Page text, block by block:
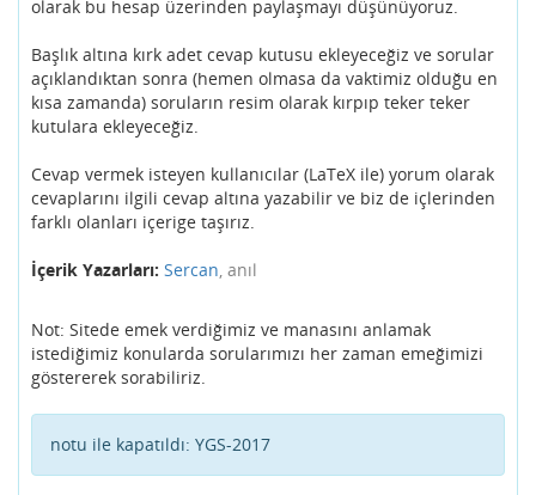
olarak bu hesap üzerinden paylaşmayı düşünüyoruz.
Başlık altına kırk adet cevap kutusu ekleyeceğiz ve sorular
açıklandıktan sonra (hemen olmasa da vaktimiz olduğu en
kısa zamanda) soruların resim olarak kırpıp teker teker
kutulara ekleyeceğiz.
Cevap vermek isteyen kullanıcılar (LaTeX ile) yorum olarak
cevaplarını ilgili cevap altına yazabilir ve biz de içlerinden
farklı olanları içerige taşırız.
İçerik Yazarları: Sercan, anıl
Not: Sitede emek verdiğimiz ve manasını anlamak
istediğimiz konularda sorularımızı her zaman emeğimizi
göstererek sorabiliriz.
notu ile kapatıldı: YGS-2017